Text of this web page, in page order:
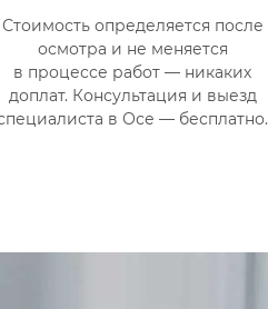
Стоимость определяется после
осмотра и не меняется
в процессе работ — никаких
доплат. Консультация и выезд
в Осе — бесплатно.